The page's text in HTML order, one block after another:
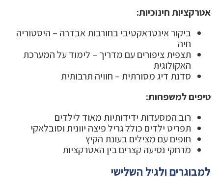
אטרקציות חינוכיות:
ביקור אינטראקטיבי בחורבות אבדרה – היסטוריה
חיה
תצפית ציפורים עם מדריך – לימוד על המערכת
האקולוגית
סדנת דיג מסורתית – חוויה תרבותית
טיפים למשפחות:
רוב המסעדות ידידותיות מאוד לילדים
תפריט ילדים כולל גריל פיצה יוונית וסובלאקי
חופים עם מצילים בעונת הקיץ
מרחקי נסיעה קצרים בין האטרקציות
למבוגרים ולגיל השלישי